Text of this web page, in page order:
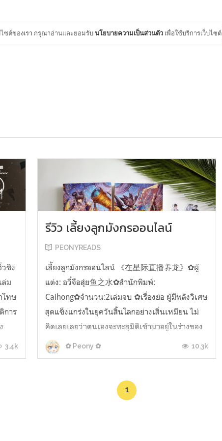
ไซต์ของเรา กรุณาอ่านและยอมรับนโยบายความเป็นส่วนตัว เพื่อใช้บริการเว็บไซต์
ชิง
ล่ม
โทษ
การ
ดีต
3.4k
รีวิว เลี้ยงลูกมังกรออนไลน์
PEONYREADS
เลี้ยงลูกมังกรออนไลน์ 《在星际直播养龙》✿ผู้
แต่ง: อวี๋จือสุ่ย鱼之水✿สำนักพิมพ์:
Caihong✿จำนวน:2เล่มจบ ✿เรื่องย่อ ผู้มีพลังวิเศษ
สุดแข็งแกร่งในยุควันสิ้นโลกอย่างเสิ่นเหมียน ไม่
คิดเลยเลยว่าตนเองจะทะลุมิติเข้ามาอยู่ในร่างของ
ครูใหญ่โอเมก้าในศูนย์พัฒนาเด็กเล็ก พ่วงตำแหน่ง
สตรีมในยุคดาราจักรที่มีเพื่อนร่วมจักรวาลเป...
✿ Peony ✿ 10.3k
1